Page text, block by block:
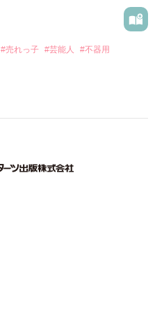
#売れっ子 #芸能人
#不器用